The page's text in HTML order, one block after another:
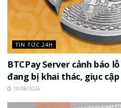
TIN TỨC 24H
BTCPay Server cảnh báo
đang bị khai thác, giục
10/08/2026